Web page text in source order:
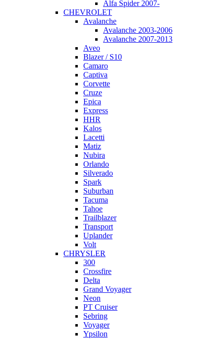
Alfa Spider 2007-
CHEVROLET
Avalanche
Avalanche 2003-2006
Avalanche 2007-2013
Aveo
Blazer / S10
Camaro
Captiva
Corvette
Cruze
Epica
Express
HHR
Kalos
Lacetti
Matiz
Nubira
Orlando
Silverado
Spark
Suburban
Tacuma
Tahoe
Trailblazer
Transport
Uplander
Volt
CHRYSLER
300
Crossfire
Delta
Grand Voyager
Neon
PT Cruiser
Sebring
Voyager
Ypsilon